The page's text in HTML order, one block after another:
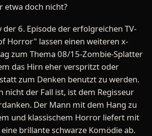
etwa doch nicht?
der 6. Episode der erfolgreichen TV-
Horror" lassen einen weiteren x-
zum Thema 08/15-Zombie-Splatter
das Hirn eher verspritzt oder
zum Denken benutzt zu werden.
nicht der Fall ist, ist dem Regisseur
Der Mann mit dem Hang zu
und klassischem Horror liefert mit
brillante schwarze Komödie ab.